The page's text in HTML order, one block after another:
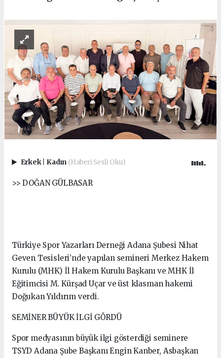
Erkek Kadın (Haberi Sesli Oku)
>> DOĞAN GÜLBASAR
Türkiye Spor Yazarları Derneği Adana Şubesi Nihat
Geven Tesisleri’nde yapılan semineri Merkez Hakem
Kurulu (MHK) İl Hakem Kurulu Başkanı ve MHK İl
Eğitimcisi M. Kürşad Uçar ve üst klasman hakemi
Doğukan Yıldırım verdi.
SEMİNER BÜYÜK İLGİ GÖRDÜ
Spor medyasının büyük ilgi gösterdiği seminere
TSYD Adana Şube Başkanı Engin Kanber, Asbaşkan